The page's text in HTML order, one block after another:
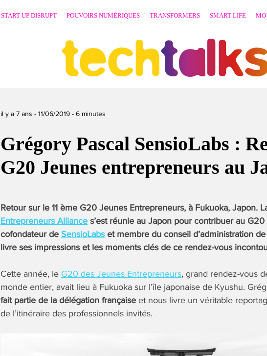
START-UP DISRUPT POUVOIRS NUMÉRIQUES TRANSFORMERS SMART LIFE
il y a 7 ans - 11/06/2019 - 6 minutes
Grégory Pascal SensioLabs :
G20 Jeunes entrepreneurs au
Retour sur le 11 ème G20 Jeunes Entrepreneurs, à Fukuoka, Japon.
Entrepreneurs Alliance s’est réunie au Japon pour contribuer au
cofondateur de SensioLabset membre du conseil d’administration de
livre ses impressions et les moments clés de ce rendez-vous
Cette année, le G20 des Jeunes Entrepreneurs, grand rendez-vous
monde entier, avait lieu à Fukuoka sur l’île japonaise de Kyushu.
fait partie de la délégation française et nous livre un véritable
de l’itinéraire des professionnels invités.